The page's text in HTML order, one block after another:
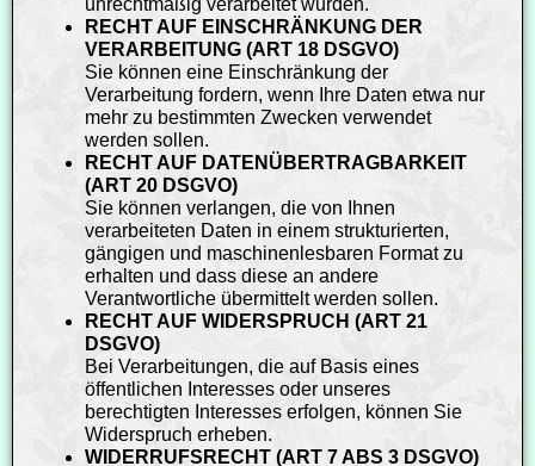
unrechtmäßig verarbeitet wurden.
RECHT AUF EINSCHRÄNKUNG DER
VERARBEITUNG (ART 18 DSGVO)
Sie können eine Einschränkung der
Verarbeitung fordern, wenn Ihre Daten etwa nur
mehr zu bestimmten Zwecken verwendet
werden sollen.
RECHT AUF DATENÜBERTRAGBARKEIT
(ART 20 DSGVO)
Sie können verlangen, die von Ihnen
verarbeiteten Daten in einem strukturierten,
gängigen und maschinenlesbaren Format zu
erhalten und dass diese an andere
Verantwortliche übermittelt werden sollen.
RECHT AUF WIDERSPRUCH (ART 21
DSGVO)
Bei Verarbeitungen, die auf Basis eines
öffentlichen Interesses oder unseres
berechtigten Interesses erfolgen, können Sie
Widerspruch erheben.
WIDERRUFSRECHT (ART 7 ABS 3 DSGVO)